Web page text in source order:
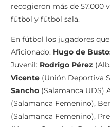
recogieron más de 57.000
fútbol y fútbol sala.
En fútbol los jugadores
Aficionado: Hugo de
Juvenil: Rodrigo Pérez
Vicente (Unión Deportiva
Sancho (Salamanca UDS)
(Salamanca Femenino),
(Salamanca Femenino),